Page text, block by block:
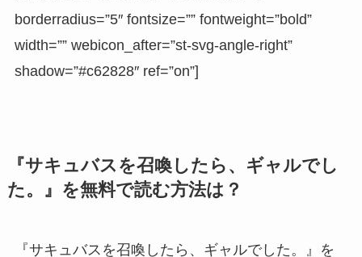
borderradius=”5″ fontsize=”” fontweight=”bold”
width=”” webicon_after=”st-svg-angle-right”
shadow=”#c62828″ ref=”on”]
『サキュバスを召喚したら、ギャルでし
た。』を無料で読む方法は？
『サキュバスを召喚したら、ギャルでした。』を